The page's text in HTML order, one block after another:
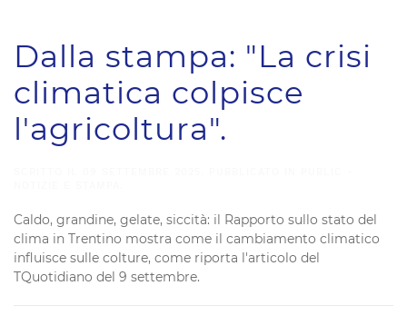
Dalla stampa: "La crisi
climatica colpisce
l'agricoltura".
Caldo, grandine, gelate, siccità: il Rapporto sullo stato del
clima in Trentino mostra come il cambiamento climatico
influisce sulle colture, come riporta l'articolo del
TQuotidiano del 9 settembre.